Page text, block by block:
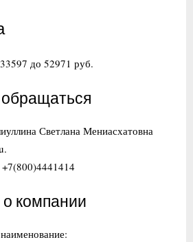
до 52971 руб.
обращаться
Светлана Мениасхатовна
компании